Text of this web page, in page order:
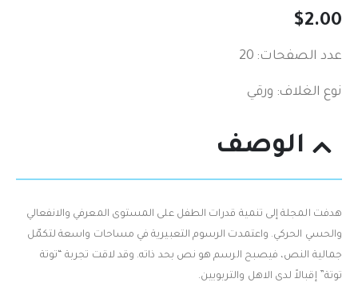
$2.00
عدد الصفحات: 20
نوع الغلاف: ورقي
الوصف
هدفت المجلة إلى تنمية قدرات الطفل على المستوى المعرفي والانفعالي
والحسي الحركي. واعتمدت الرسوم التعبيرية في مساحات واسعة لتكمّل
جمالية النص، فيصبح الرسم هو نص بحد ذاته. وقد لاقت تجربة “توتة
توتة” إقبالاً لدى الاهل والتربويين.